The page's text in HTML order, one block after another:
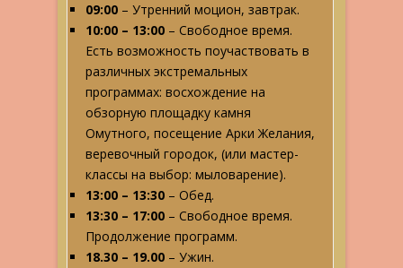
09:00 – Утренний моцион, завтрак.
10:00 – 13:00 – Свободное время.
Есть возможность поучаствовать в
различных экстремальных
программах: восхождение на
обзорную площадку камня
Омутного, посещение Арки Желания,
веревочный городок, (или мастер-
классы на выбор: мыловарение).
13:00 – 13:30 – Обед.
13:30 – 17:00 – Свободное время.
Продолжение программ.
18.30 – 19.00 – Ужин.